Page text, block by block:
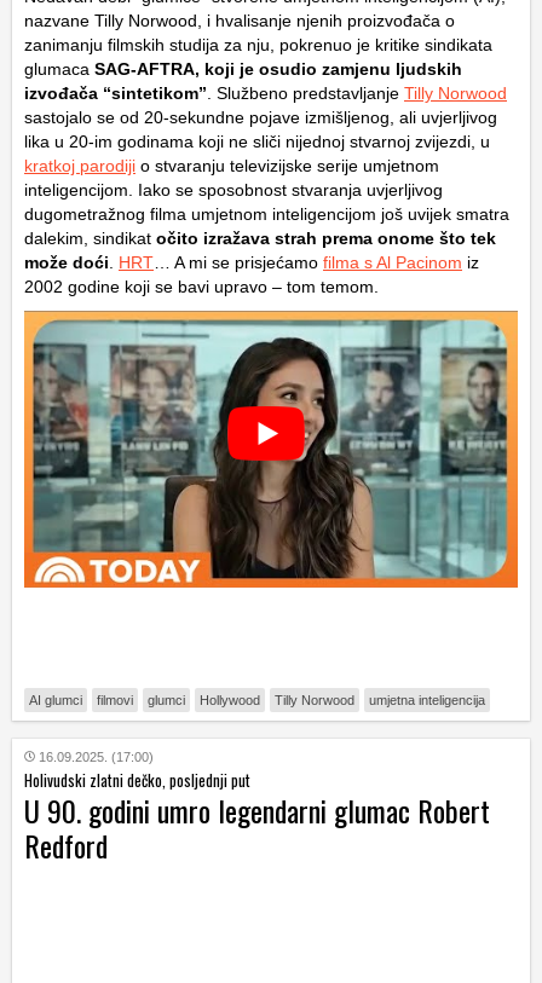
nazvane Tilly Norwood, i hvalisanje njenih proizvođača o
zanimanju filmskih studija za nju, pokrenuo je kritike sindikata
glumaca SAG-AFTRA, koji je osudio zamjenu ljudskih
izvođača “sintetikom” . Službeno predstavljanje Tilly Norwood
sastojalo se od 20-sekundne pojave izmišljenog, ali uvjerljivog
lika u 20-im godinama koji ne sliči nijednoj stvarnoj zvijezdi, u
kratkoj parodiji o stvaranju televizijske serije umjetnom
inteligencijom. Iako se sposobnost stvaranja uvjerljivog
dugometražnog filma umjetnom inteligencijom još uvijek smatra
dalekim, sindikat očito izražava strah prema onome što tek
može doći
HRT … A mi se prisjećamo filma s Al Pacinom iz
2002 godine koji se bavi upravo – tom temom.
AI glumci filmovi glumci Hollywood Tilly Norwood umjetna inteligencija
16.09.2025. (17:00)
Holivudski zlatni dečko, posljednji put
U 90. godini umro legendarni glumac Robert
Redford